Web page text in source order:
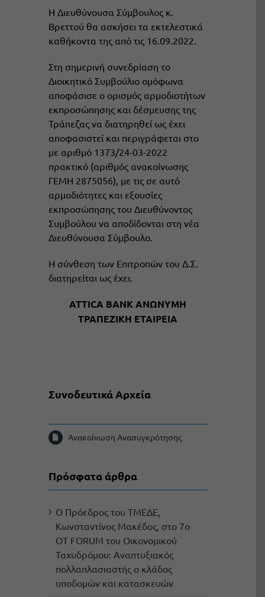
Η Διευθύνουσα Σύμβουλος κ.
Βρεττού θα ασκήσει τα εκτελεστικά
καθήκοντα της από τις 16.09.2022.
Στη σημερινή συνεδρίαση το
Διοικητικό Συμβούλιο ομόφωνα
αποφάσισε ο ορισμός αρμοδιοτήτων
εκπροσώπησης και δέσμευσης της
Τράπεζας να διατηρηθεί ως έχει
αποφασιστεί και περιγράφεται στο
με αριθμό 1373/24-03-2022
πρακτικό (αριθμός ανακοίνωσης
ΓΕΜΗ 2875056), με τις σε αυτό
αρμοδιότητες και εξουσίες
εκπροσώπησης του Διευθύνοντος
Συμβούλου να αποδίδονται στη νέα
Διευθύνουσα Σύμβουλο.
Η σύνθεση των Επιτροπών του Δ.Σ.
διατηρείται ως έχει.
ATTICA BANK ΑΝΩΝΥΜΗ
ΤΡΑΠΕΖΙΚΗ ΕΤΑΙΡΕΙΑ
Συνοδευτικά Αρχεία
Ανακοίνωση Ανασυγκρότησης
Πρόσφατα άρθρα
Ο Πρόεδρος του ΤΜΕΔΕ,
Κωνσταντίνος Μακέδος, στο 7ο
OT FORUM του Οικονομικού
Ταχυδρόμου: Αναπτυξιακός
πολλαπλασιαστής ο κλάδος
υποδομών και κατασκευών